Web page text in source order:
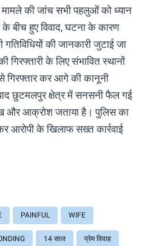
मामले की जांच सभी पहलुओं को ध्यान
बीच हुए विवाद, घटना के कारण
की जानकारी जुटाई जा
गिरफ्तारी के लिए संभावित स्थानों
गिरफ्तार कर आगे की कानूनी
छुटमलपुर क्षेत्र में सनसनी फैल गई
और आक्रोश जताया है। पुलिस का
आरोपी के खिलाफ सख्त कार्रवाई
PAINFUL WIFE
14 साल प्रेम विवाह